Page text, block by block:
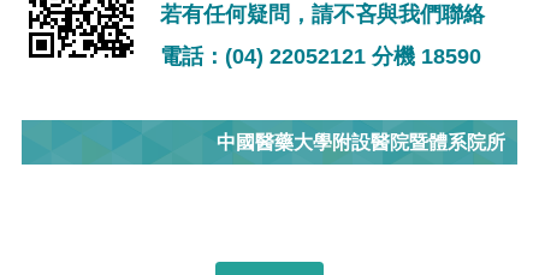
若有任何疑問，請不吝與我們聯絡
電話：(04) 22052121 分機 18590
中國醫藥大學附設醫院暨體系院所